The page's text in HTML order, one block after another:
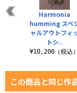
Harmonia
humming スペ
ャルアウトフィ
トシ..
¥10,200（税込）
この商品と同じ作